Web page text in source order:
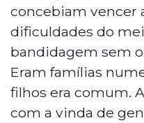
concebiam vencer
dificuldades do
bandidagem sem
Eram famílias
filhos era comum.
com a vinda de